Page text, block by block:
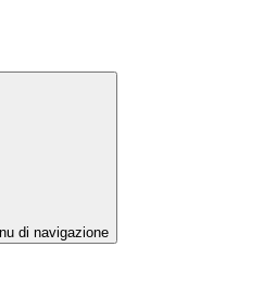
di navigazione